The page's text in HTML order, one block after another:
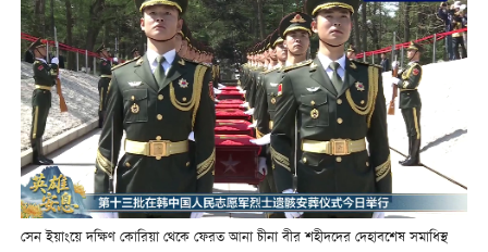
সেন ইয়াংয়ে দক্ষিণ কোরিয়া থেকে ফেরত আনা চীনা বীর শহীদদের দেহাবশেষ সমাধিস্থ